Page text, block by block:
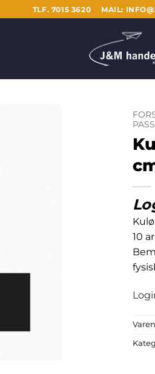
TLF. 7015 3620 MAIL:
10